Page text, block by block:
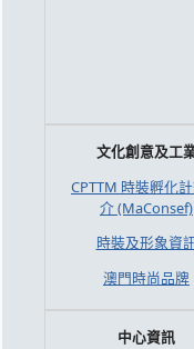
文化創意及工
CPTTM 時裝孵化
介 (MaConsef)
時裝及形象資
澳門時尚品牌
中心資訊